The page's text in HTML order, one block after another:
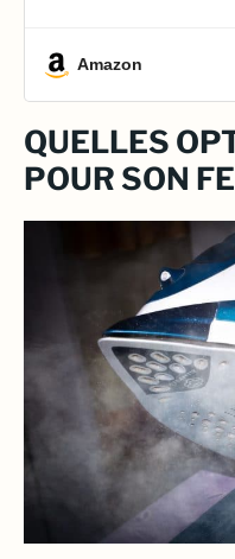
Amazon
QUELLES
POUR SON